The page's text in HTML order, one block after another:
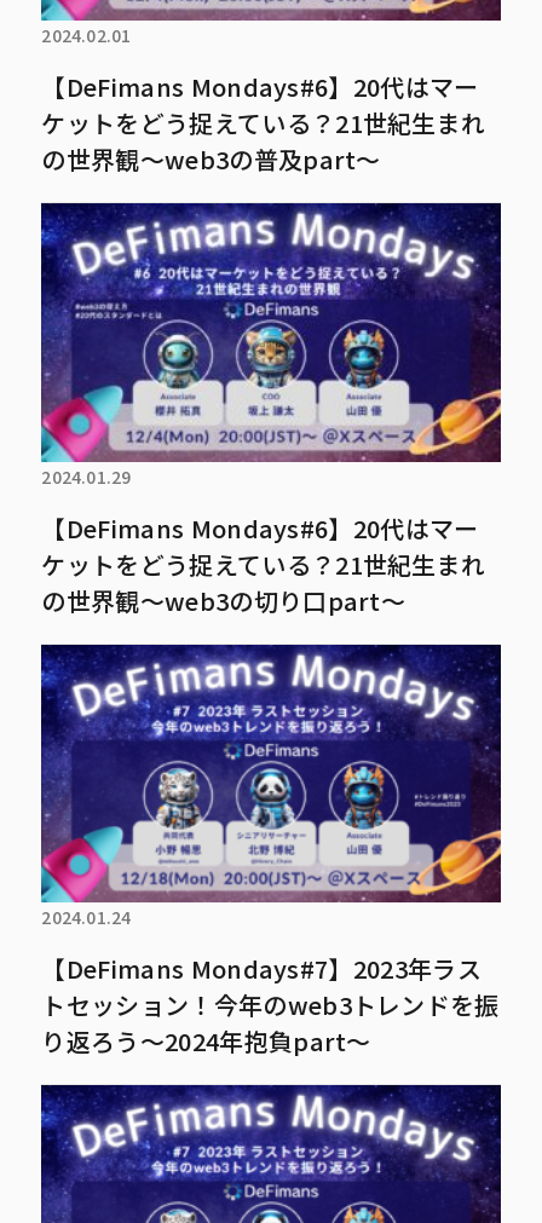
2024.02.01
【DeFimans Mondays#6】20代はマー
ケットをどう捉えている？21世紀生まれ
の世界観～web3の普及part～
2024.01.29
【DeFimans Mondays#6】20代はマー
ケットをどう捉えている？21世紀生まれ
の世界観～web3の切り口part～
2024.01.24
【DeFimans Mondays#7】2023年ラス
トセッション！今年のweb3トレンドを振
り返ろう～2024年抱負part～